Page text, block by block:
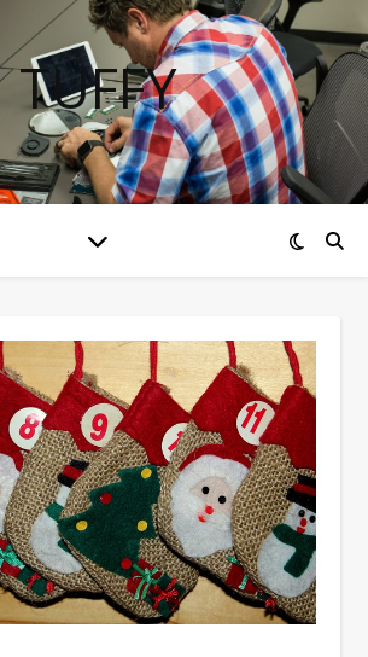
TUFFY